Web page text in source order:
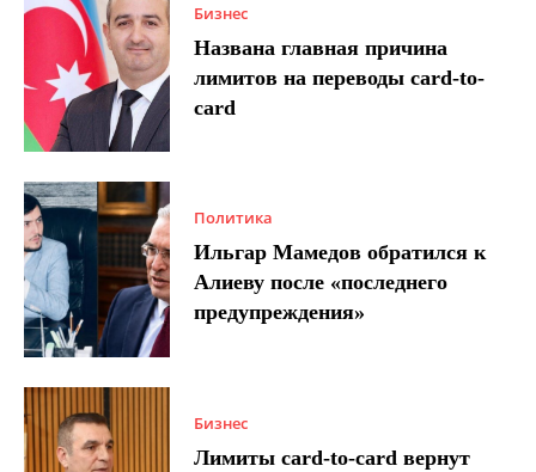
Бизнес
Названа главная причина
лимитов на переводы card-to-
card
Политика
Ильгар Мамедов обратился к
Алиеву после «последнего
предупреждения»
Бизнес
Лимиты card-to-card вернут